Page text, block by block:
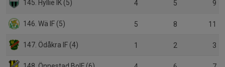
145. Hyllie IK (5) 4 5 9
146. Wä IF (5) 5 8 11
147. Ödåkra IF (4) 1 2 3